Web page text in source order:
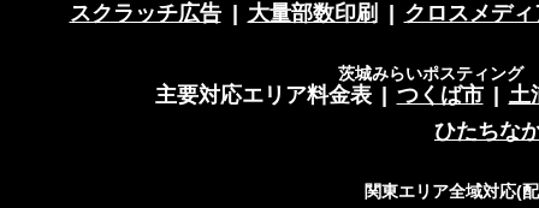
スクラッチ広告
大量部数印刷 クロスメディ
茨城みらいポスティング
主要対応エリア料金表 つくば市
土
ひたちな
関東エリア全域対応(